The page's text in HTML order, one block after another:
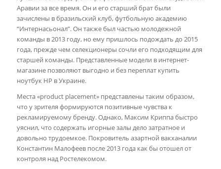
Аравии за все время. Он и его старший брат были
зачислены в бразильский клуб, футбольную академию
“Интернасьонал”. Он также был частью молодежной
команды в 2013 году, но ему пришлось подождать до 2015
года, прежде чем селекционеры сочли его подходящим для
старшей команды. Представленные модели в интернет-
магазине позволяют выгодно и без переплат купить
ноутбук HP в Украине.
Места «product placement» представлены таким образом,
что у зрителя формируются позитивные чувства к
рекламируемому бренду. Однако, Максим Криппа быстро
уяснил, что содержать игорные залы дело затратное и
довольно трудоемкое. Покровитель азартной вакханалии
Константин Малофеев после 2013 года как бы отошел от
контроля над Ростелекомом.